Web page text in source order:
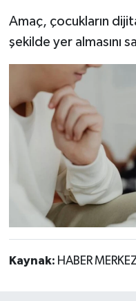
Amaç, çocukların
şekilde yer almasını
Kaynak: HABER